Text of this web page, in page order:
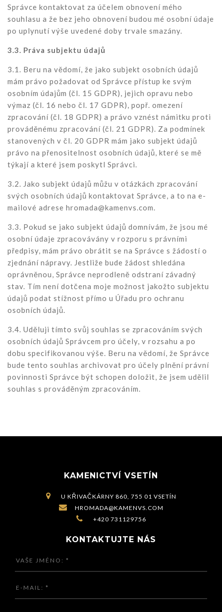
Správce kontaktovat za účelem obnovení mého
souhlasu a že bez jeho obnovení budou mé osobní údaje
po uplynutí výše uvedené doby trvale smazány.
3.3. Práva subjektu údajů
3.1. Beru na vědomí, že jako subjekt osobních údajů
mám právo požadovat od Správce přístup ke svým
osobním údajům (čl. 15 GDPR), jejich opravu nebo
výmaz (čl. 16 nebo čl. 17 GDPR), popř. omezení
zpracování (čl. 18 GDPR) a právo vznést námitku proti
prováděnému zpracování (čl. 21 GDPR). Za podmínek
stanovených v čl. 20 GDPR mám jako subjekt údajů
právo na přenositelnost osobních údajů, které se mě
týkají a které jsem poskytl Správci.
3.2. Jako subjekt údajů můžu v otázkách zpracování
svých osobních údajů kontaktovat Správce, a to na e-
mailové adrese hromada@kamenvs.com.
3.3. Pokud se jako subjekt údajů domnívám, že jsou mé
osobní údaje zpracovávány v rozporu s právními
předpisy, mám právo obrátit se na Správce s žádostí o
zjednání nápravy. Jestliže bude žádost shledána
oprávněnou, Správce neprodleně odstraní závadný
stav. Tím není dotčena moje možnost jakožto subjektu
údajů podat stížnost přímo u Úřadu pro ochranu
osobních údajů.
3.4. Uděluji tímto svůj souhlas se zpracováním svých
osobních údajů Správcem pro účely, v rozsahu a po
dobu specifikovanou výše. Beru na vědomí, že Správce
bude tento souhlas archivovat pro účely plnění právní
povinnosti Správce být schopen doložit, že jsem udělil
souhlas s prováděným zpracováním.
KAMENICTVÍ VSETÍN
 U KŘIVAČKÁRNY 860, 755 01 VSETÍN
 HROMADA@KAMENVS.COM
 +420 731129756
KONTAKTUJTE NÁS